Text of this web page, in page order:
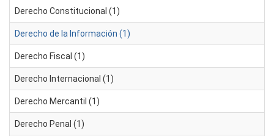
Derecho Constitucional (1)
Derecho de la Información (1)
Derecho Fiscal (1)
Derecho Internacional (1)
Derecho Mercantil (1)
Derecho Penal (1)